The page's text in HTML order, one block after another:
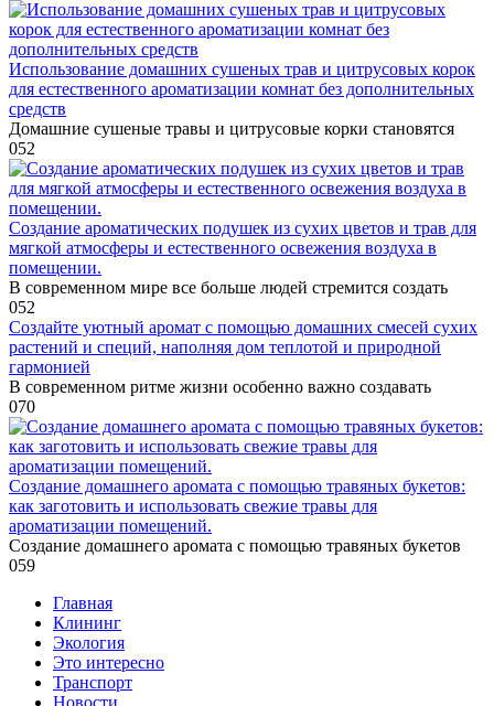
Использование домашних сушеных трав и цитрусовых корок
для естественного ароматизации комнат без дополнительных
средств
Домашние сушеные травы и цитрусовые корки становятся
052
Создание ароматических подушек из сухих цветов и трав для
мягкой атмосферы и естественного освежения воздуха в
помещении.
В современном мире все больше людей стремится создать
052
Создайте уютный аромат с помощью домашних смесей сухих
растений и специй, наполняя дом теплотой и природной
гармонией
В современном ритме жизни особенно важно создавать
070
Создание домашнего аромата с помощью травяных букетов:
как заготовить и использовать свежие травы для
ароматизации помещений.
Создание домашнего аромата с помощью травяных букетов
059
Главная
Клининг
Экология
Это интересно
Транспорт
Новости